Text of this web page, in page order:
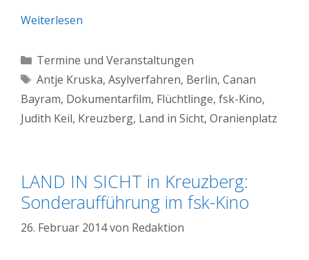
Weiterlesen
Kategorien
Termine und Veranstaltungen
Schlagwörter
Antje Kruska, Asylverfahren, Berlin, Canan
Bayram, Dokumentarfilm, Flüchtlinge, fsk-Kino,
Judith Keil, Kreuzberg, Land in Sicht, Oranienplatz
LAND IN SICHT in Kreuzberg:
Sonderaufführung im fsk-Kino
26. Februar 2014von Redaktion